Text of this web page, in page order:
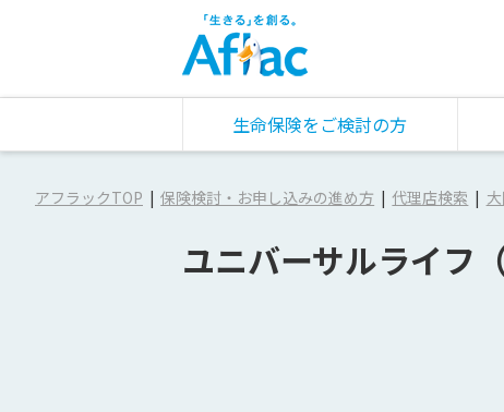
生命保険をご検討の方
アフラックTOP 保険検討・お申し込みの進め方 代理店検索
ユニバーサルライフ